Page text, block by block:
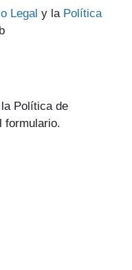
Legal y la Política
Política de
formulario.